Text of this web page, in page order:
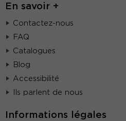
En savoir +
Contactez-nous
FAQ
Catalogues
Blog
Accessibilité
Ils parlent de nous
Informations légales